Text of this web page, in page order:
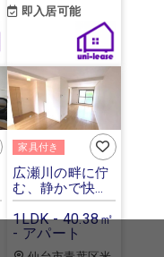
即入居可能
家具付き
広瀬川の畔に佇
む、静かで快適
な1LDK
1LDK - 40.38㎡
- アパート